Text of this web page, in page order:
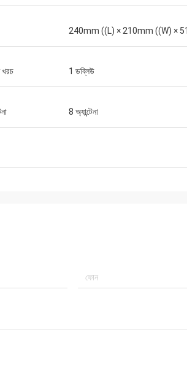
240mm ((L) × 210mm ((W) ×
খরচ 1 ডব্লিউ
8 অ্যান্টেনা